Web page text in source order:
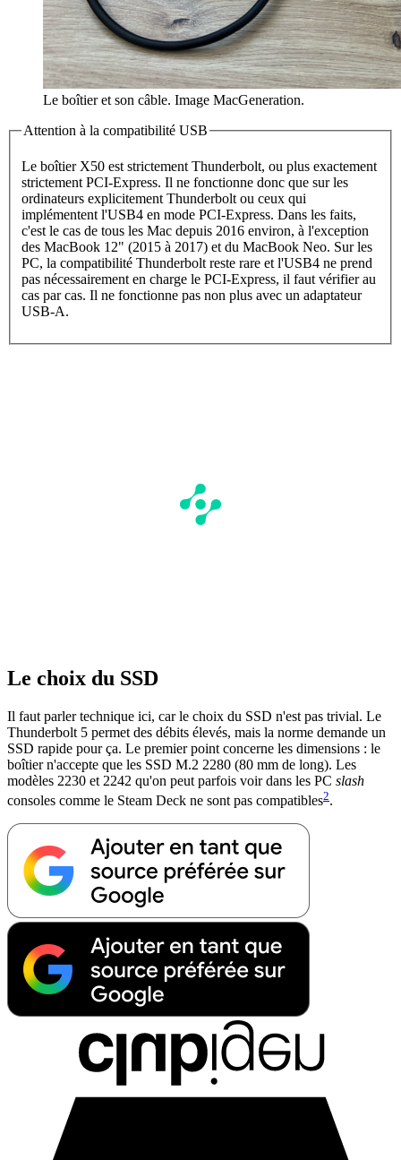
Le boîtier et son câble. Image MacGeneration.
Attention à la compatibilité USB
Le boîtier X50 est strictement Thunderbolt, ou plus exactement
strictement PCI-Express. Il ne fonctionne donc que sur les
ordinateurs explicitement Thunderbolt ou ceux qui
implémentent l'USB4 en mode PCI-Express. Dans les faits,
c'est le cas de tous les Mac depuis 2016 environ, à l'exception
des MacBook 12" (2015 à 2017) et du MacBook Neo. Sur les
PC, la compatibilité Thunderbolt reste rare et l'USB4 ne prend
pas nécessairement en charge le PCI-Express, il faut vérifier au
cas par cas. Il ne fonctionne pas non plus avec un adaptateur
USB-A.
Le choix du SSD
Il faut parler technique ici, car le choix du SSD n'est pas trivial. Le
Thunderbolt 5 permet des débits élevés, mais la norme demande un
SSD rapide pour ça. Le premier point concerne les dimensions : le
boîtier n'accepte que les SSD M.2 2280 (80 mm de long). Les
modèles 2230 et 2242 qu'on peut parfois voir dans les PC slash
consoles comme le Steam Deck ne sont pas compatibles2.